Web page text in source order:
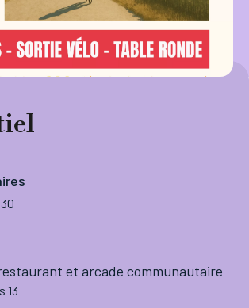
et arcade communautaire
13